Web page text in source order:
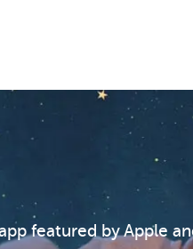
featured by Apple